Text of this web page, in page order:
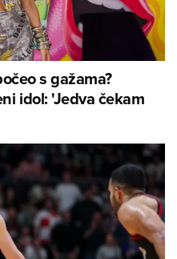
s gažama?
idol: 'Jedva čekam